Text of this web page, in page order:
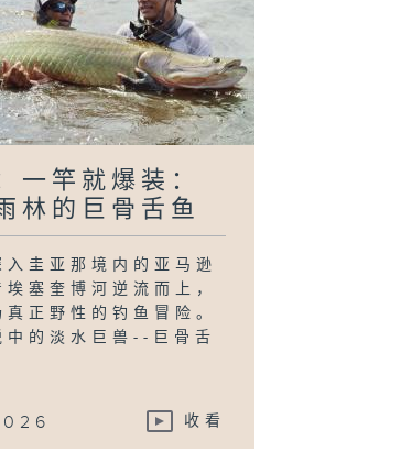
一竿就爆装：
林的巨骨舌鱼
入圭亚那境内的亚马逊
埃塞奎博河逆流而上，
正野性的钓鱼冒险。
中的淡水巨兽--巨骨舌
收看